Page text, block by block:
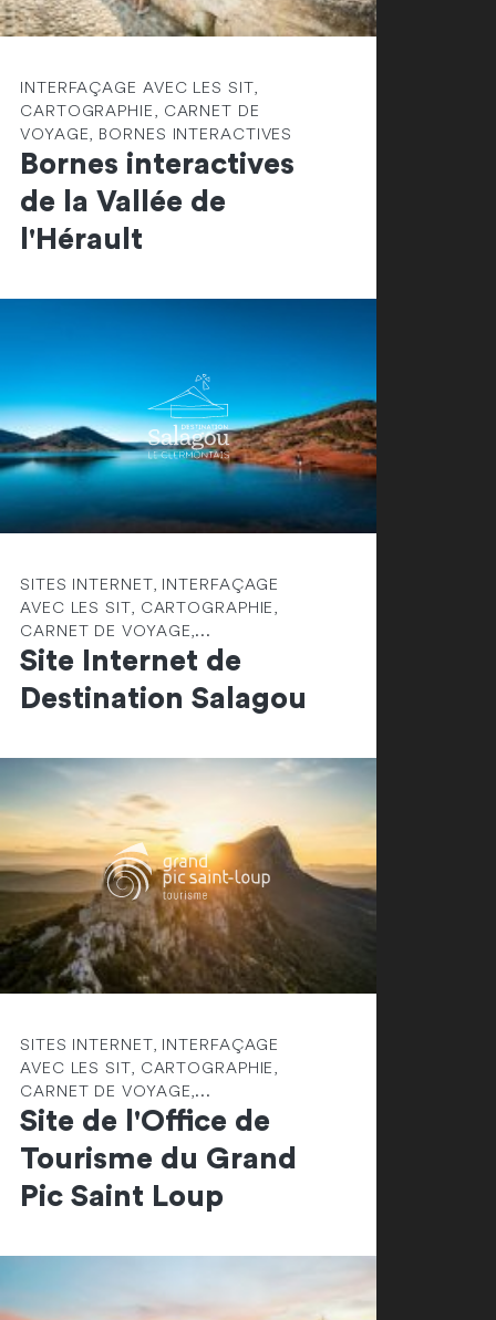
INTERFAÇAGE AVEC LES SIT,
CARTOGRAPHIE, CARNET DE
VOYAGE, BORNES INTERACTIVES
Bornes interactives
de la Vallée de
l'Hérault
SITES INTERNET, INTERFAÇAGE
AVEC LES SIT, CARTOGRAPHIE,
CARNET DE VOYAGE,...
Site Internet de
Destination Salagou
SITES INTERNET, INTERFAÇAGE
AVEC LES SIT, CARTOGRAPHIE,
CARNET DE VOYAGE,...
Site de l'Office de
Tourisme du Grand
Pic Saint Loup